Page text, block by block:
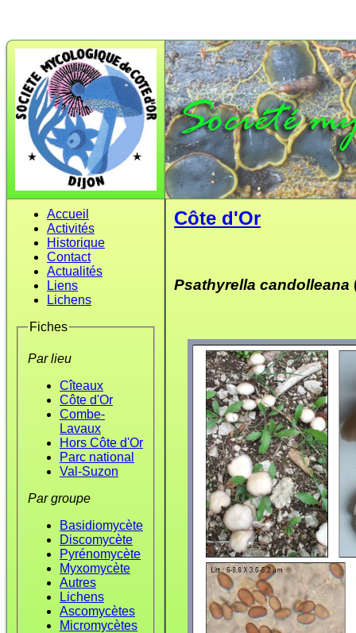
Accueil
Activités
Historique
Contact
Actualités
Liens
Lichens
Fiches
Par lieu
Cîteaux
Côte d'Or
Combe-
Lavaux
Hors Côte d'Or
Parc national
Val-Suzon
Par groupe
Basidiomycète
Discomycète
Pyrénomycète
Myxomycète
Autres
Lichens
Ascomycètes
Micromycètes
Côte d'Or
Psathyrella candolleana